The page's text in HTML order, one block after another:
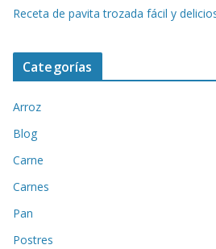
Receta de pavita trozada fácil y
Categorías
Arroz
Blog
Carne
Carnes
Pan
Postres